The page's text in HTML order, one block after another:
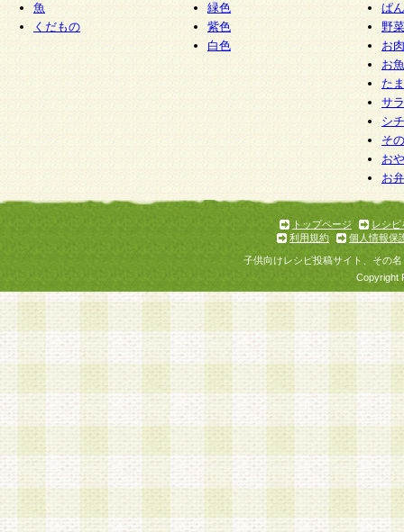
魚
くだもの
緑色
紫色
白色
ぱん
野
お
お
た
サ
シ
そ
お
お
トップページ
レシピ
利用規約
個人情報保
子供向けレシピ投稿サイト、その
Copyright